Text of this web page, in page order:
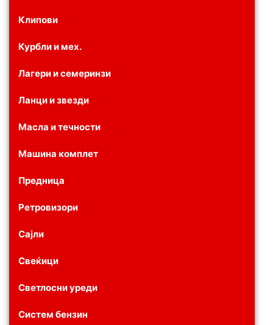
Клипови
Курбли и мех.
Лагери и семеринзи
Ланци и звезди
Масла и течности
Машина комплет
Предница
Ретровизори
Сајли
Свеќици
Светлосни уреди
Систем бензин